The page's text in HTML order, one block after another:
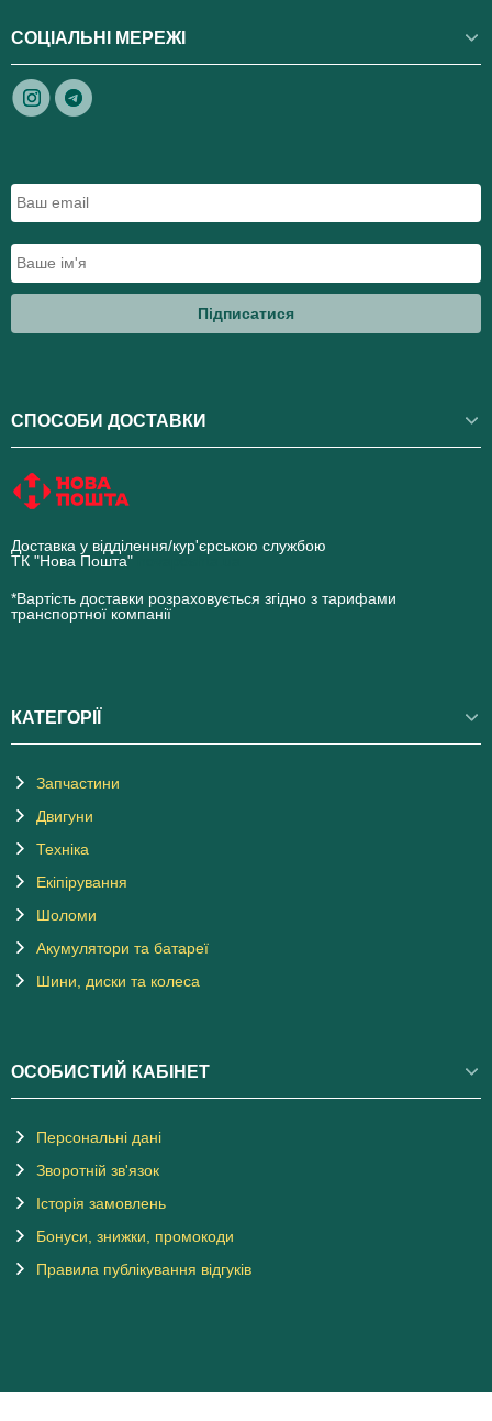
СОЦІАЛЬНІ МЕРЕЖІ
Підписатися
СПОСОБИ ДОСТАВКИ
Доставка у відділення/кур'єрською службою
ТК "Нова Пошта"
*Вартість доставки розраховується згідно з тарифами
транспортної компанії
КАТЕГОРІЇ
Запчастини
Двигуни
Техніка
Екіпірування
Шоломи
Акумулятори та батареї
Шини, диски та колеса
ОСОБИСТИЙ КАБІНЕТ
Персональні дані
Зворотній зв'язок
Історія замовлень
Бонуси, знижки, промокоди
Правила публікування відгуків